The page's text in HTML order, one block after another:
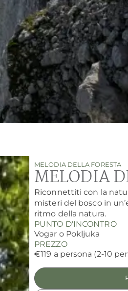
MELODIA DELLA FORESTA
MELODIA
Riconnettiti con la
misteri del bosco in
ritmo della natura.
PUNTO D'INCONTRO
Vogar o Pokljuka
PREZZO
€119 a persona (2-10